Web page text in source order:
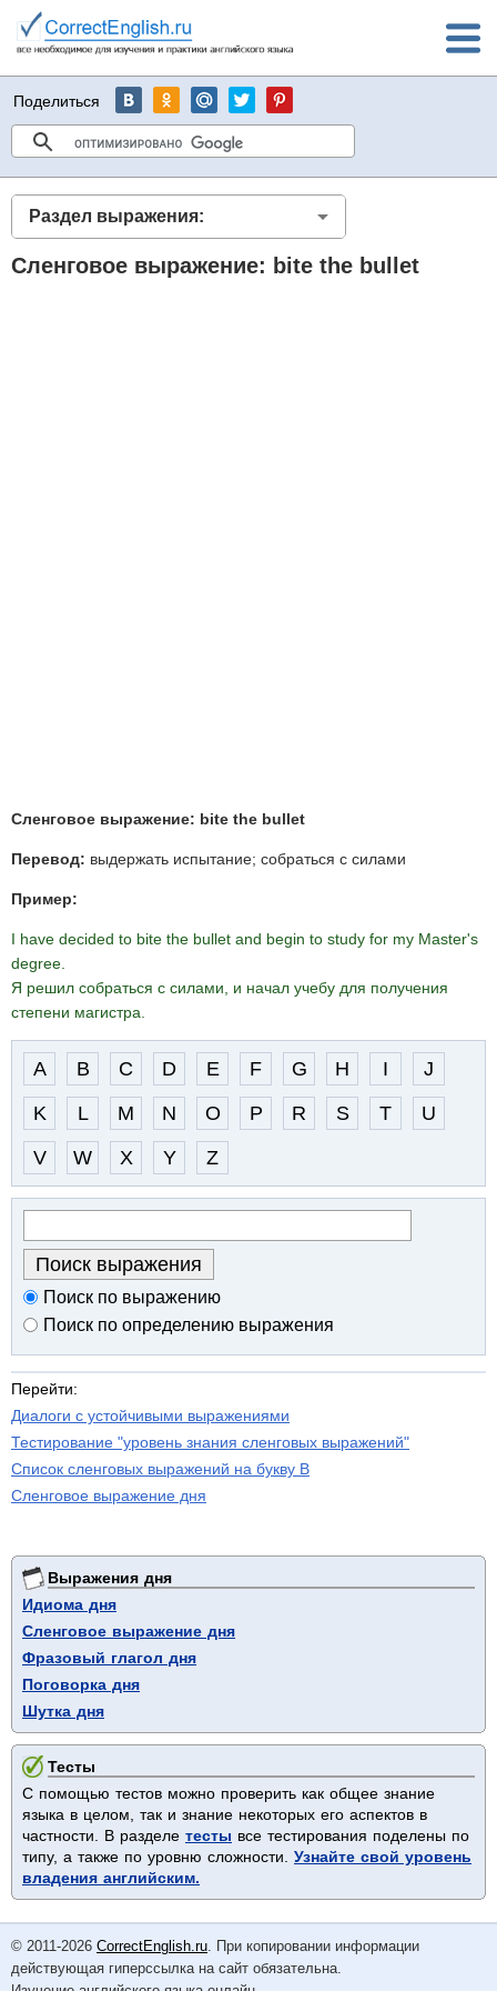
Поделиться
Раздел выражения:
Сленговое выражение: bite the bullet
Сленговое выражение: bite the bullet
Перевод: выдержать испытание; собраться с силами
Пример:
I have decided to bite the bullet and begin to study for my Master's
degree.
Я решил собраться с силами, и начал учебу для получения
степени магистра.
A B C D E F G H I
J
K
L M N O P R S T
U
V
W X Y Z
Поиск по выражению
Поиск по определению выражения
Перейти:
Диалоги с устойчивыми выражениями
Тестирование "уровень знания сленговых выражений"
Список сленговых выражений на букву B
Сленговое выражение дня
Выражения дня
Идиома дня
Сленговое выражение дня
Фразовый глагол дня
Поговорка дня
Шутка дня
Тесты
С помощью тестов можно проверить как общее знание
языка в целом, так и знание некоторых его аспектов в
частности. В разделе тесты все тестирования поделены по
типу, а также по уровню сложности. Узнайте свой уровень
владения английским.
© 2011-2026 CorrectEnglish.ru. При копировании информации
действующая гиперссылка на сайт обязательна.